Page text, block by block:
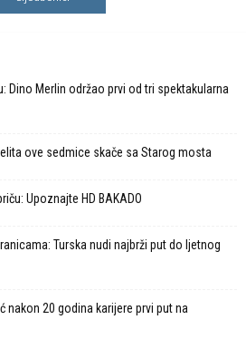
Dino Merlin održao prvi od tri spektakularna
ove sedmice skače sa Starog mosta
Upoznajte HD BAKADO
Turska nudi najbrži put do ljetnog
nakon 20 godina karijere prvi put na